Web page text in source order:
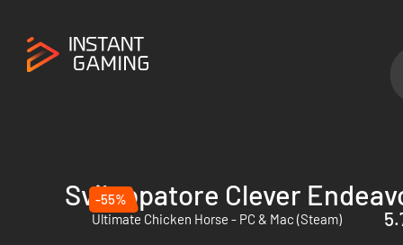
Sviluppatore Clever
-55%
Ultimate Chicken Horse - PC & Mac (Steam)